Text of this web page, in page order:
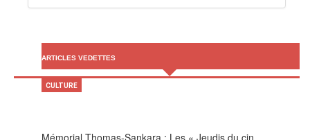
ARTICLES VEDETTES
CULTURE